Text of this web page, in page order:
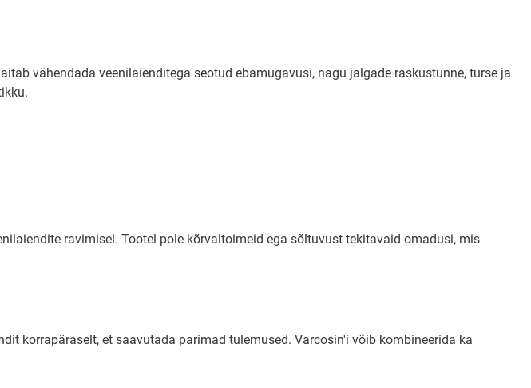
vähendada veenilaienditega seotud ebamugavusi, nagu jalgade raskustunne, turse ja
ravimisel. Tootel pole kõrvaltoimeid ega sõltuvust tekitavaid omadusi, mis
korrapäraselt, et saavutada parimad tulemused. Varcosin'i võib kombineerida ka